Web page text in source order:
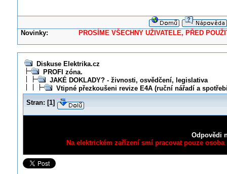
Novinky: PROSÍME VŠECHNY UŽIVATELE, PŘED
Diskuse Elektrika.cz
PROFI zóna.
JAKÉ DOKLADY? - živnosti, osvědčení, legislativa
Vtipné přezkoušeni revize E4A (ruční nářadí a
Stran: [1]
Odpovědi
Na elektrickém zařízení smí pracovat pouze